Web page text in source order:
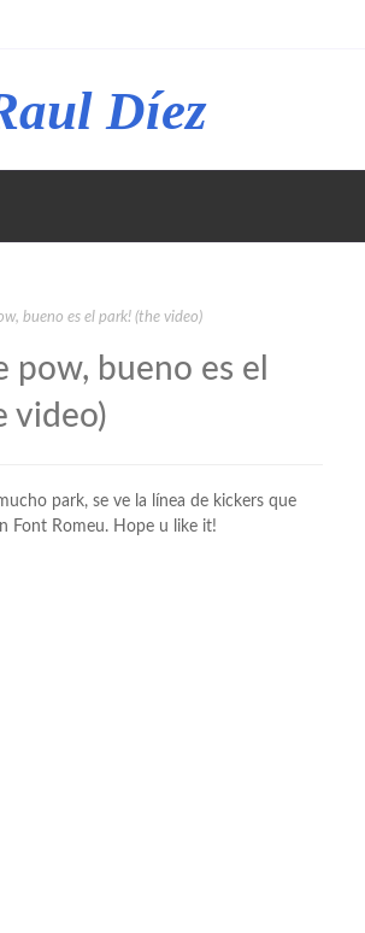
Díez
bueno es el park! (the video)
pow, bueno es el
video)
park, se ve la línea de kickers que
Font Romeu. Hope u like it!